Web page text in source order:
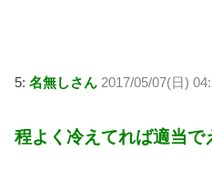
5: 名無しさん 2017/05/07(日)
程よく冷えてれば適当で